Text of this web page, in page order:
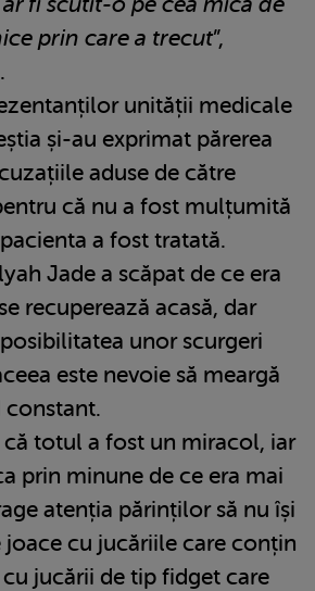
prin care a trecut”,
unității medicale
și-au exprimat părerea
aduse de către
că nu a fost mulțumită
a fost tratată.
Jade a scăpat de ce era
recuperează acasă, dar
unor scurgeri
este nevoie să meargă
constant.
totul a fost un miracol, iar
prin minune de ce era mai
atenția părinților să nu își
joace cu jucăriile care conțin
jucării de tip fidget care